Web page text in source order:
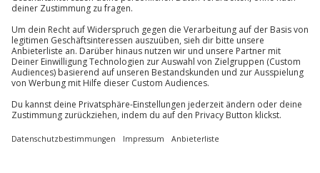
Wetter
Bei ungünstigen Wetterbedingungen wird das
Erlebnis verschoben (die Entscheidung obliegt
dem Veranstalter)
Ausrüstung & Kleidung
Mitzubringen: Badezeug, Handtuch,
München
Du erreichst uns telefonisch zu folgenden Zeiten,
außer an bundesweiten Feiertagen:
Mo-Fr: 8-20 Uhr | Sa: 10-16 Uhr